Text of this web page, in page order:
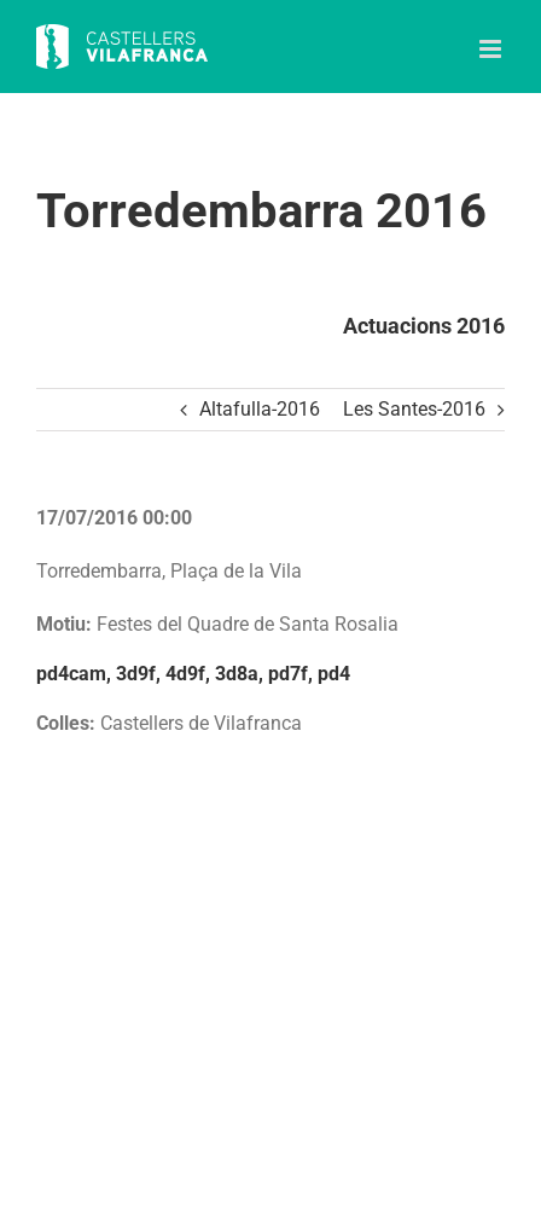
content
Torredembarra 2016
Actuacions 2016
Altafulla-2016 Les Santes-2016
17/07/2016 00:00
Torredembarra, Plaça de la Vila
Motiu: Festes del Quadre de Santa Rosalia
pd4cam, 3d9f, 4d9f, 3d8a, pd7f, pd4
Colles: Castellers de Vilafranca